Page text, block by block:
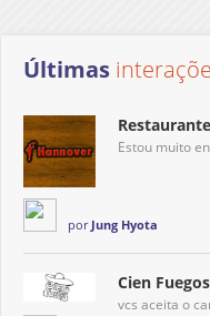
Últimas
Estou muito
por Jung Hyota
Cien Fuegos
vcs aceita o